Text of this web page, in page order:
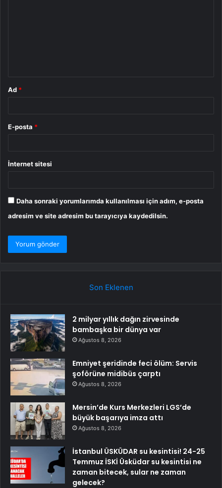
Ad *
E-posta *
İnternet sitesi
Daha sonraki yorumlarımda kullanılması için adım, e-posta
adresim ve site adresim bu tarayıcıya kaydedilsin.
Son Eklenen
2 milyar yıllık dağın zirvesinde
bambaşka bir dünya var
Ağustos 8, 2026
Emniyet şeridinde feci ölüm: Servis
şoförüne midibüs çarptı
Ağustos 8, 2026
Mersin’de Kurs Merkezleri LGS’de
büyük başarıya imza attı
Ağustos 8, 2026
İstanbul ÜSKÜDAR su kesintisi! 24-25
Temmuz İSKİ Üsküdar su kesintisi ne
zaman bitecek, sular ne zaman
gelecek?